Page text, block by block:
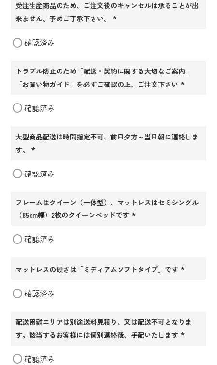
受注生産商品のため、ご注文後のキャンセルは承ることが出
来ません。予めご了承下さい。
確認済み
トラブル防止のため「配送・契約に関する大切なご案内」
「お買い物ガイド」を必ずご確認の上、ご注文下さい
確認済み
大型商品配送は時間指定不可、前日夕方～当日朝に連絡しま
す。
須)
確認済み
フレームはクイーン（一体型）、マットレスはセミシングル
（85cm幅）2枚のクイーンベッドです
確認済み
マットレスの硬さは「ミディアムソフトタイプ」です
確認済み
配送困難エリアは別途送料見積り、又は配送不可となりま
す。該当するお客様には個別連絡後、手配いたします
確認済み